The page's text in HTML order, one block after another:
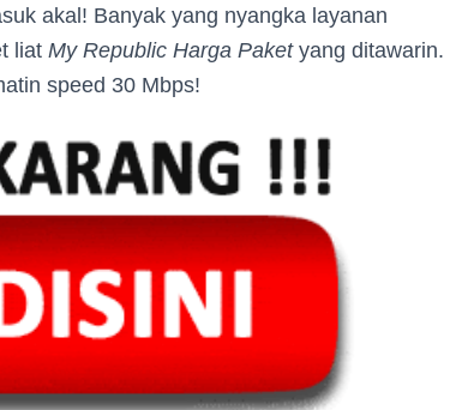
akal! Banyak yang nyangka layanan
liat My Republic Harga Paketyang ditawarin.
speed 30 Mbps!